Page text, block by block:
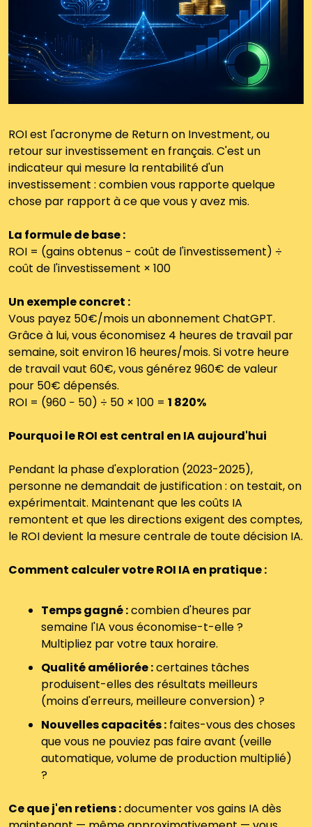
ROI est l'acronyme de Return on Investment, ou
retour sur investissement en français. C'est un
indicateur qui mesure la rentabilité d'un
investissement : combien vous rapporte quelque
chose par rapport à ce que vous y avez mis.
La formule de base :
ROI = (gains obtenus − coût de l'investissement) ÷
coût de l'investissement × 100
Un exemple concret :
Vous payez 50€/mois un abonnement ChatGPT.
Grâce à lui, vous économisez 4 heures de travail par
semaine, soit environ 16 heures/mois. Si votre heure
de travail vaut 60€, vous générez 960€ de valeur
pour 50€ dépensés.
ROI = (960 − 50) ÷ 50 × 100 = 1 820%
Pourquoi le ROI est central en IA aujourd'hui
Pendant la phase d'exploration (2023-2025),
personne ne demandait de justification : on testait, on
expérimentait. Maintenant que les coûts IA
remontent et que les directions exigent des comptes,
le ROI devient la mesure centrale de toute décision IA.
Comment calculer votre ROI IA en pratique :
Temps gagné : combien d'heures par
semaine l'IA vous économise-t-elle ?
Multipliez par votre taux horaire.
Qualité améliorée : certaines tâches
produisent-elles des résultats meilleurs
(moins d'erreurs, meilleure conversion) ?
Nouvelles capacités : faites-vous des choses
que vous ne pouviez pas faire avant (veille
automatique, volume de production multiplié)
?
Ce que j'en retiens : documenter vos gains IA dès